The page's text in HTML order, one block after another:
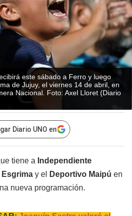
este sábado a Ferro y luego
de Jujuy, el viernes 14 de abril, en
Nacional. Foto: Axel Lloret (Diario
Diario UNO en
tiene a Independiente
Esgrima y el Deportivo Maipú en
nueva programación.